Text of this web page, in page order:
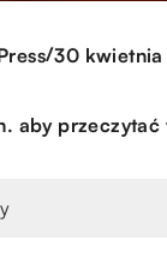
/30
aby przeczytać